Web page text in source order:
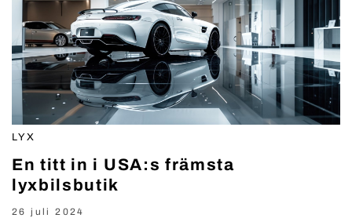
LYX
En titt in i USA:s främsta
lyxbilsbutik
26 juli 2024